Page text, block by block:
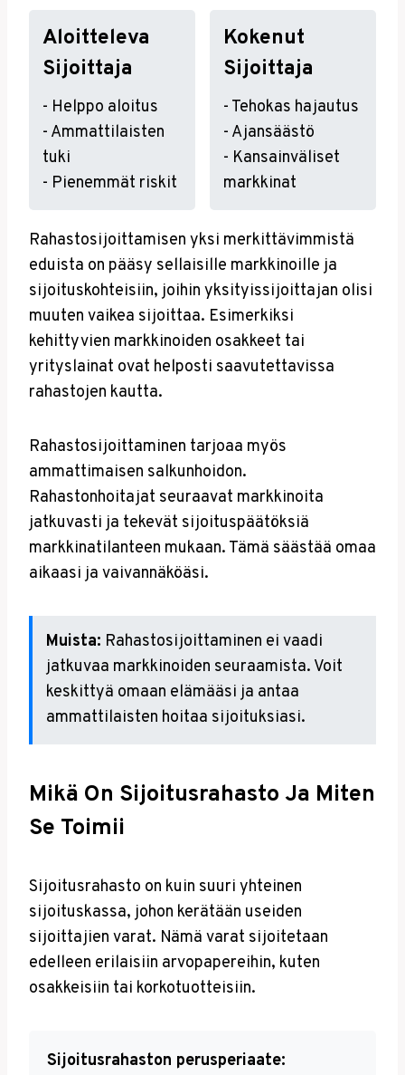
Aloitteleva
Sijoittaja
- Helppo aloitus
- Ammattilaisten
tuki
- Pienemmät riskit
Kokenut
Sijoittaja
- Tehokas hajautus
- Ajansäästö
- Kansainväliset
markkinat
Rahastosijoittamisen yksi merkittävimmistä
eduista on pääsy sellaisille markkinoille ja
sijoituskohteisiin, joihin yksityissijoittajan olisi
muuten vaikea sijoittaa. Esimerkiksi
kehittyvien markkinoiden osakkeet tai
yrityslainat ovat helposti saavutettavissa
rahastojen kautta.
Rahastosijoittaminen tarjoaa myös
ammattimaisen salkunhoidon.
Rahastonhoitajat seuraavat markkinoita
jatkuvasti ja tekevät sijoituspäätöksiä
markkinatilanteen mukaan. Tämä säästää omaa
aikaasi ja vaivannäköäsi.
Muista: Rahastosijoittaminen ei vaadi
jatkuvaa markkinoiden seuraamista. Voit
keskittyä omaan elämääsi ja antaa
ammattilaisten hoitaa sijoituksiasi.
Mikä On Sijoitusrahasto Ja Miten
Se Toimii
Sijoitusrahasto on kuin suuri yhteinen
sijoituskassa, johon kerätään useiden
sijoittajien varat. Nämä varat sijoitetaan
edelleen erilaisiin arvopapereihin, kuten
osakkeisiin tai korkotuotteisiin.
Sijoitusrahaston perusperiaate: